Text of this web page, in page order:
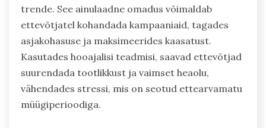
trende. See ainulaadne omadus võimaldab
ettevõtjatel kohandada kampaaniaid, tagades
asjakohasuse ja maksimeerides kaasatust.
Kasutades hooajalisi teadmisi, saavad ettevõtjad
suurendada tootlikkust ja vaimset heaolu,
vähendades stressi, mis on seotud ettearvamatu
müügiperioodiga.